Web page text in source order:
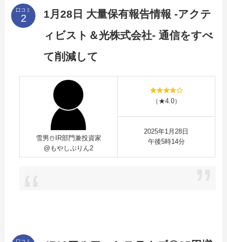
口コミ
1月28日 大量保有報告情報 ‐アクテ
ィビスト＆光株式会社‐ 通信をすべ
て削減して
雪男☃️IR部門兼投資家
@もやしぷりん2
（★4.0）
2025年1月28日
午後5時14分